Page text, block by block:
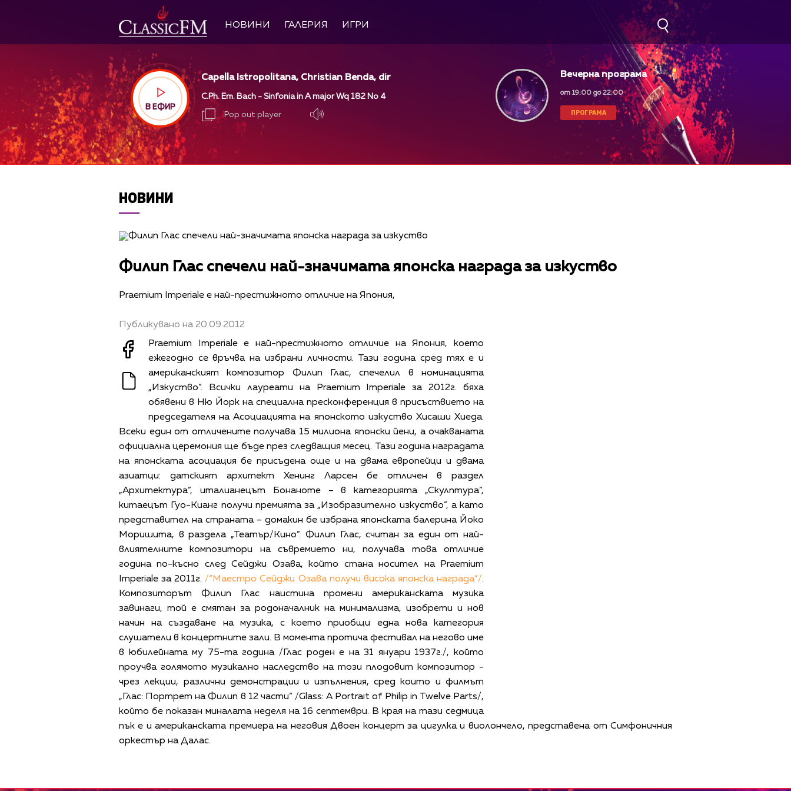
НОВИНИ ГАЛЕРИЯ ИГРИ
В ЕФИР
Capella Istropolitana, Christian Benda, dir
C.Ph. Em. Bach - Sinfonia in A major Wq 182 No 4
Pop out player
Вечерна програма
от 19:00 до 22:00
ПРОГРАМА
НОВИНИ
Филип Глас спечели най-значимата японска награда за изкуство
Praemium Imperiale е най-престижното отличие на Япония,
Публикувано на 20.09.2012
Praemium Imperiale е най-престижното отличие на Япония, което
ежегодно се връчва на избрани личности. Тази година сред тях е и
американският композитор Филип Глас, спечелил в номинацията
„Изкуство”. Всички лауреати на Praemium Imperiale за 2012г. бяха
обявени в Ню Йорк на специална пресконференция в присъствието на
председателя на Асоциацията на японското изкуство Хисаши Хиеда.
Всеки един от отличените получава 15 милиона японски йени, а очакваната
официална церемония ще бъде през следващия месец. Тази година наградата
на японската асоциация бе присъдена още и на двама европейци и двама
азиатци: датският архитект Хенинг Ларсен бе отличен в раздел
„Архитектура”, италианецът Бонаноте – в категорията „Скулптура”,
китаецът Гуо-Кианг получи премията за „Изобразително изкуство”, а като
представител на страната – домакин бе избрана японската балерина Йоко
Моришита, в раздела „Театър/Кино”. Филип Глас, считан за един от най-
влиятелните композитори на съвремието ни, получава това отличие
година по-късно след Сейджи Озава, който стана носител на Praemium
Imperiale за 2011г. /“Маестро Сейджи Озава получи висока японска награда“/.
Композиторът Филип Глас наистина промени американската музика
завинаги, той е смятан за родоначалник на минимализма, изобрети и нов
начин на създаване на музика, с което приобщи една нова категория
слушатели в концертните зали. В момента протича фестивал на негово име
в юбилейната му 75-та година /Глас роден е на 31 януари 1937г./, който
проучва голямото музикално наследство на този плодовит композитор -
чрез лекции, различни демонстрации и изпълнения, сред които и филмът
„Глас: Портрет на Филип в 12 части“ /Glass: A Portrait of Philip in Twelve Parts/,
който бе показан миналата неделя на 16 септември. В края на тази седмица
пък е и американската премиера на неговия Двоен концерт за цигулка и виолончело, представена от Симфоничния
оркестър на Далас.